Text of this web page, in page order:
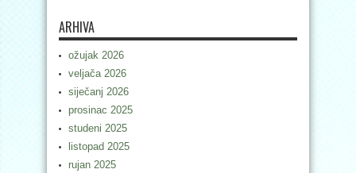
ARHIVA
ožujak 2026
veljača 2026
siječanj 2026
prosinac 2025
studeni 2025
listopad 2025
rujan 2025